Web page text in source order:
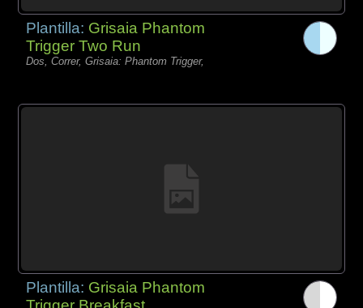
Plantilla: Grisaia Phantom
Trigger Two Run
Dos, Correr, Grisaia: Phantom Trigger,
Plantilla: Grisaia Phantom